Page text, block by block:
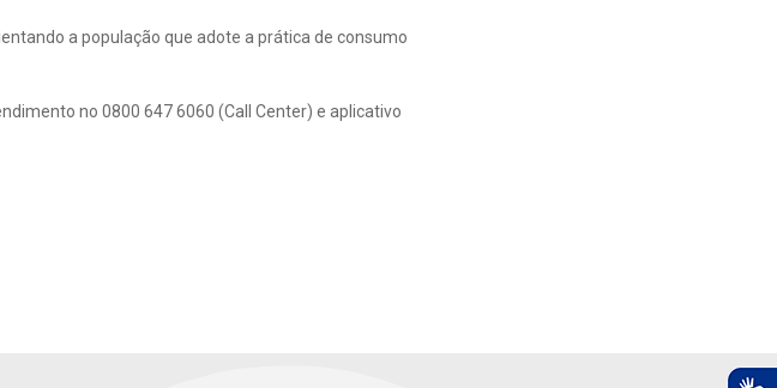
a população que adote a prática de consumo
no 0800 647 6060 (Call Center) e aplicativo